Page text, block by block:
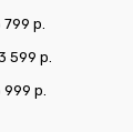
799 р.
599 р.
999 р.